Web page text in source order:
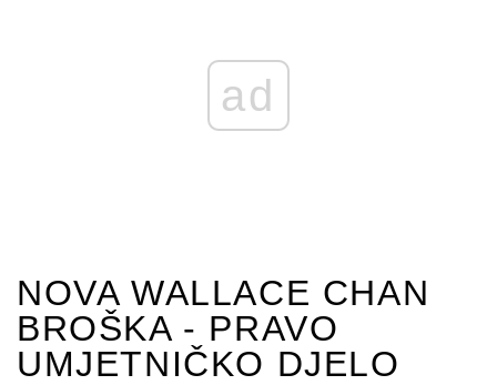
ad
NOVA WALLACE CHAN
BROŠKA - PRAVO
UMJETNIČKO DJELO